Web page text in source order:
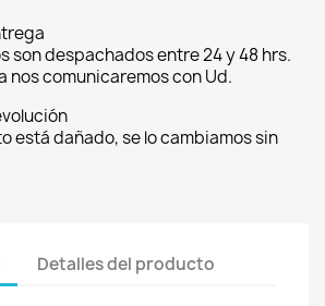
son despachados entre 24 y 48 hrs.
nos comunicaremos con Ud.
está dañado, se lo cambiamos sin
Detalles del producto